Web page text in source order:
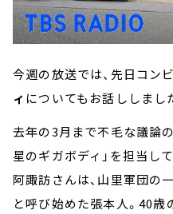
今週の放送では、先日コン
ィ についてもお話ししまし
去年の3月まで不毛な議論
星のギガボディ」を担当し
阿諏訪さんは、山里軍団の
と呼び始めた張本人。40歳